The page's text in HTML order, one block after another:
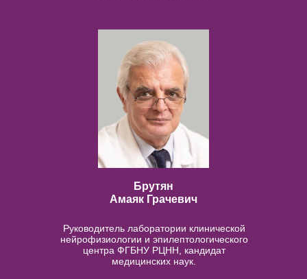
Брутян
Амаяк Грачевич
Руководитель лаборатории клинической
нейрофизиологии и эпилептологического
центра ФГБНУ РЦНН, кандидат
медицинских наук.